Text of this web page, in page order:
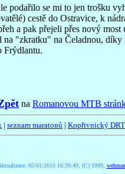
podařilo se mi to jen trošku
cestě do Ostravice, k
a pak přejeli přes nový most
"zkratku" na Čeladnou, díky
Frýdlantu.
na Romanovou MTB
| seznam maratonů | Kopřivnický
05/01/2016 16:39:49, (C) 1999,